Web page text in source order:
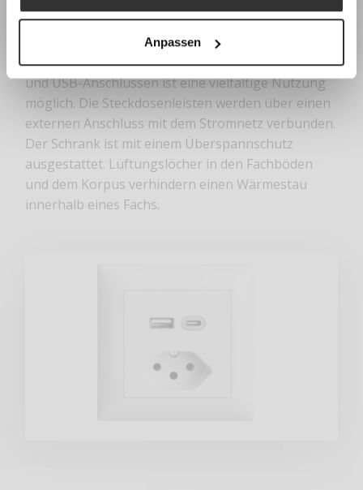
Anpassen
Pro Fach ist eine Steckdose flächenbündig,
inklusive Verkabelung, in die Wand eingebaut.
Durch die Verwendung von Standard-Steckdosen
und USB-Anschlüssen ist eine vielfältige Nutzung
möglich. Die Steckdosenleisten werden über einen
externen Anschluss mit dem Stromnetz verbunden.
Der Schrank ist mit einem Überspannschutz
ausgestattet. Lüftungslöcher in den Fachböden
und dem Korpus verhindern einen Wärmestau
innerhalb eines Fachs.
Earlybird-Preis bis 15. Juli 2026